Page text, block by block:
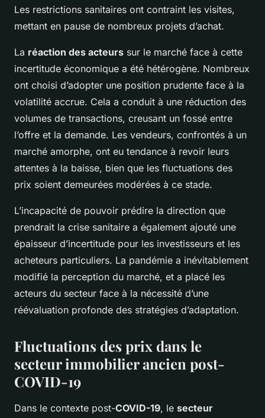
Les restrictions sanitaires ont contraint les visites,
mettant en pause de nombreux projets d’achat.
La réaction des acteurs sur le marché face à cette
incertitude économique a été hétérogène. Nombreux
ont choisi d’adopter une position prudente face à la
volatilité accrue. Cela a conduit à une réduction des
volumes de transactions, creusant un fossé entre
l’offre et la demande. Les vendeurs, confrontés à un
marché amorphe, ont eu tendance à revoir leurs
attentes à la baisse, bien que les fluctuations des
prix soient demeurées modérées à ce stade.
L’incapacité de pouvoir prédire la direction que
prendrait la crise sanitaire a également ajouté une
épaisseur d’incertitude pour les investisseurs et les
acheteurs particuliers. La pandémie a inévitablement
modifié la perception du marché, et a placé les
acteurs du secteur face à la nécessité d’une
réévaluation profonde des stratégies d’adaptation.
Fluctuations des prix dans le
secteur immobilier ancien post-
COVID-19
Dans le contexte post-COVID-19, le secteur